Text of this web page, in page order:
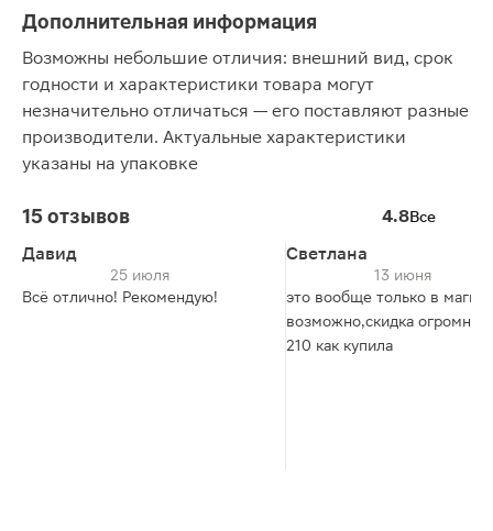
Дополнительная информация
Возможны небольшие отличия: внешний вид, срок
годности и характеристики товара могут
незначительно отличаться — его поставляют разные
производители. Актуальные характеристики
указаны на упаковке
15 отзывов 4.8Все
Давид
25 июля
Всё отлично! Рекомендую!
Светлана
13 июня
это вообще только в
возможно,скидка
210 как купила